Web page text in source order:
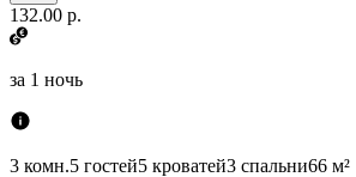
132.00 р.
за 1 ночь
3 комн.5 гостей5 кроватей3 спальни66 м²